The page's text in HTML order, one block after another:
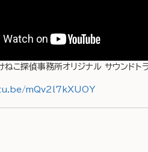
ねこ探偵事務所オリジナル サウンド
mQv2l7kXUOY